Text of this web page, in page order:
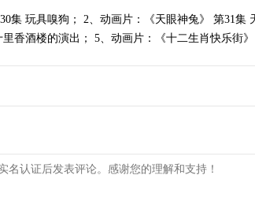
集 玩具嗅狗； 2、动画片：《天眼神兔》 第31
香酒楼的演出； 5、动画片：《十二生肖快乐街